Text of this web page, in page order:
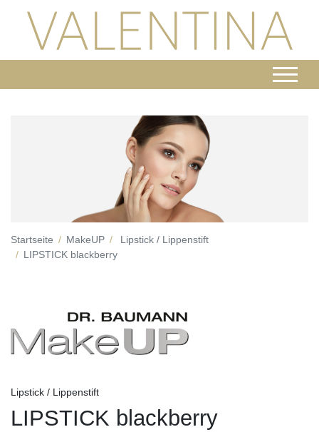
Startseite MakeUP
Lipstick / Lippenstift
LIPSTICK blackberry
Lipstick / Lippenstift
LIPSTICK blackberry